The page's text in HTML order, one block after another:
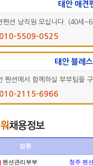
태안 애견
펜션 남직원 모십니다. (40세
010-5509-0525
태안 블레
펜션에서 함께하실 부부팀을
010-2115-6966
업종
펜션관리부부 청주 펜